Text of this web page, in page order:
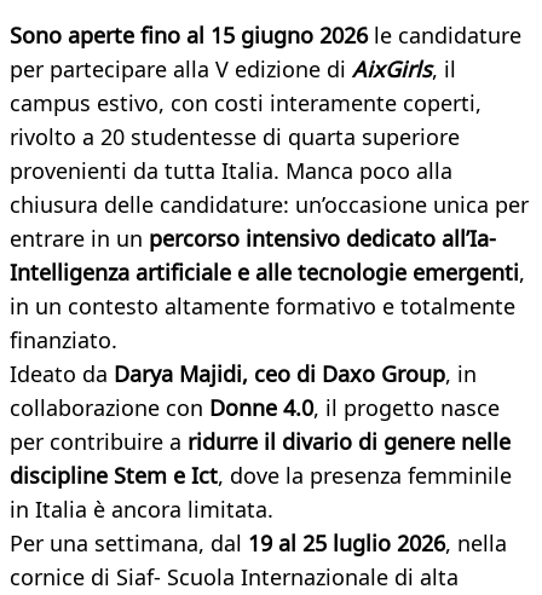
Sono aperte fino al 15 giugno 2026le candidature
per partecipare alla V edizione di AixGirls, il
campus estivo, con costi interamente coperti,
rivolto a 20 studentesse di quarta superiore
provenienti da tutta Italia. Manca poco alla
chiusura delle candidature: un’occasione unica per
entrare in un percorso intensivo dedicato all’Ia-
Intelligenza artificiale e alle tecnologie emergenti,
in un contesto altamente formativo e totalmente
finanziato.
Ideato da Darya Majidi, ceo di Daxo Group, in
collaborazione con Donne 4.0, il progetto nasce
per contribuire a ridurre il divario di genere nelle
discipline Stem e Ict, dove la presenza femminile
in Italia è ancora limitata.
Per una settimana, dal 19 al 25 luglio 2026, nella
cornice di Siaf- Scuola Internazionale di alta